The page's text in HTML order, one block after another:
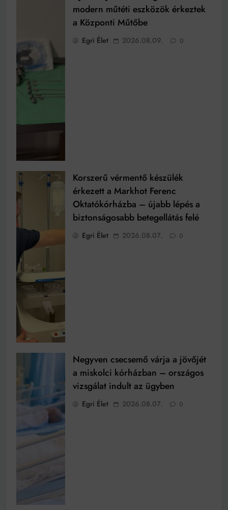
modern műtéti eszközök érkeztek
a Központi Műtőbe
Egri Élet 2026.08.09. 0
Korszerű vérmentő készülék
érkezett a Markhot Ferenc
Oktatókórházba – újabb lépés a
biztonságosabb betegellátás felé
Egri Élet 2026.08.07. 0
Negyven csecsemő várja a jövőjét
a miskolci kórházban – országos
vizsgálat indult az ügyben
Egri Élet 2026.08.07. 0